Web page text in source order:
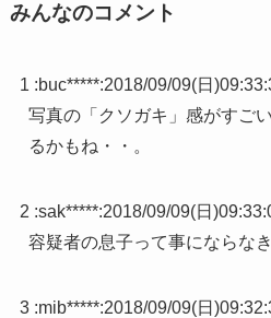
みんなのコメント
1 :buc*****:2018/09/09(日
写真の「クソガキ」感がすご
るかもね・・。
2 :sak*****:2018/09/09(日
容疑者の息子って事にならな
3 :mib*****:2018/09/09(日